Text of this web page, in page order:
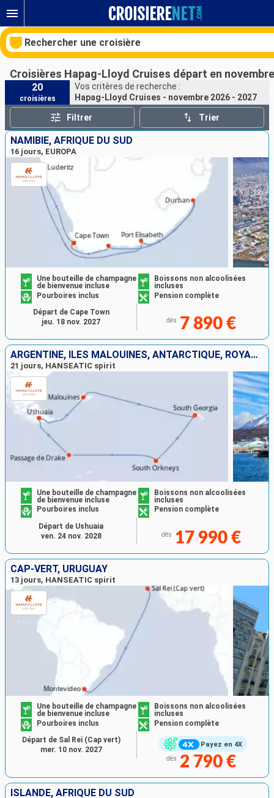
Rechercher une croisière
Nos destinations
Mois de départ
Ports Compagnies
Rechercher
Croisières Hapag-Lloyd Cruises départ en
20
croisières
Vos critères de recherche :
Hapag-Lloyd Cruises - novembre 2026 - 2027
Filtrer Trier
NAMIBIE, AFRIQUE DU SUD
16 jours, EUROPA
Une bouteille de champagne
de bienvenue incluse
Boissons non alcoolisées
incluses
Pourboires inclus
Pension complète
dès 7 890 €
Départ de Cape Town
jeu. 18 nov. 2027
ARGENTINE, ÎLES MALOUINES, ANTARCTIQUE, ROYAUME-UNI
21 jours, HANSEATIC spirit
Une bouteille de champagne
de bienvenue incluse
Boissons non alcoolisées
incluses
Pourboires inclus
Pension complète
dès 17 990 €
Départ de Ushuaia
ven. 24 nov. 2028
CAP-VERT, URUGUAY
13 jours, HANSEATIC spirit
Payez en 4X
Une bouteille de champagne
de bienvenue incluse
Boissons non alcoolisées
incluses
Pourboires inclus
Pension complète
dès 2 790 €
Départ de Sal Rei (Cap vert)
mer. 10 nov. 2027
ISLANDE, AFRIQUE DU SUD